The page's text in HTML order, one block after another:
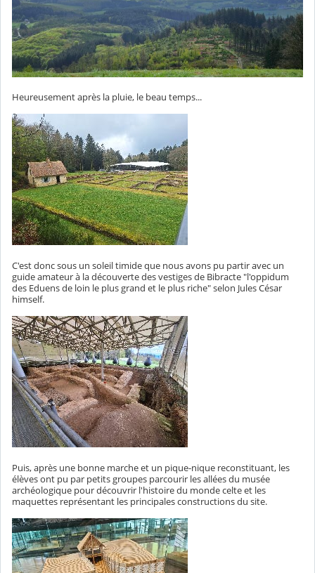
Heureusement après la pluie, le beau temps...
C'est donc sous un soleil timide que nous avons pu partir avec un
guide amateur à la découverte des vestiges de Bibracte "l'oppidum
des Eduens de loin le plus grand et le plus riche" selon Jules César
himself.
Puis, après une bonne marche et un pique-nique reconstituant, les
élèves ont pu par petits groupes parcourir les allées du musée
archéologique pour découvrir l'histoire du monde celte et les
maquettes représentant les principales constructions du site.